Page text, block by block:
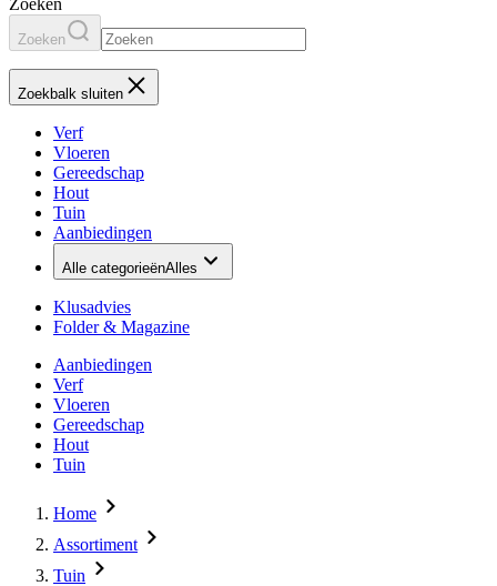
Zoeken
Zoeken
Zoekbalk sluiten
Verf
Vloeren
Gereedschap
Hout
Tuin
Aanbiedingen
Alle categorieënAlles
Klusadvies
Folder & Magazine
Aanbiedingen
Verf
Vloeren
Gereedschap
Hout
Tuin
Home
Assortiment
Tuin